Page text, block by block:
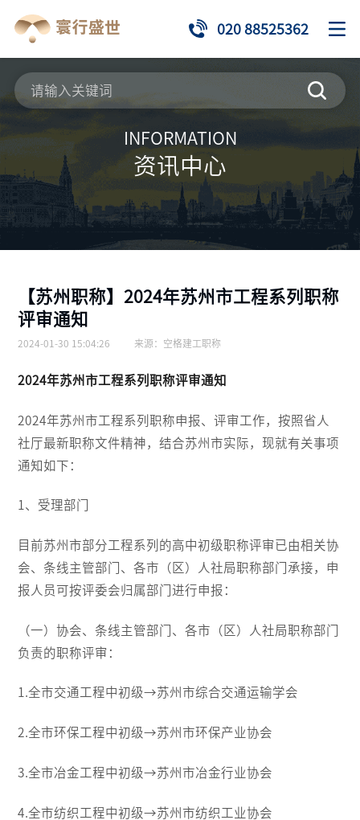
020 88525362
INFORMATION
资讯中心
【苏州职称】2024年苏州市工程系列职称
评审通知
2024-01-30 15:04:26 来源： 空格建工职称
2024年苏州市工程系列职称评审通知
2024年苏州市工程系列职称申报、评审工作，按照省人
社厅最新职称文件精神，结合苏州市实际，现就有关事项
通知如下：
1、受理部门
目前苏州市部分工程系列的高中初级职称评审已由相关协
会、条线主管部门、各市（区）人社局职称部门承接，申
报人员可按评委会归属部门进行申报：
（一）协会、条线主管部门、各市（区）人社局职称部门
负责的职称评审：
1.全市交通工程中初级→苏州市综合交通运输学会
2.全市环保工程中初级→苏州市环保产业协会
3.全市冶金工程中初级→苏州市冶金行业协会
4.全市纺织工程中初级→苏州市纺织工业协会